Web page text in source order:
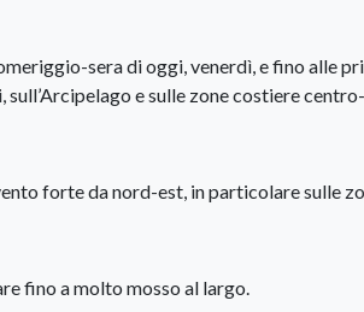
sera di oggi, venerdì, e fino alle
e sulle zone costiere
forte da nord-est, in particolare sulle
fino a molto mosso al largo.